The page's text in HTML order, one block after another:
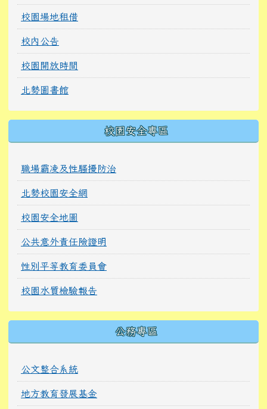
校園場地租借
校內公告
校園開放時間
北勢圖書館
校園安全專區
職場霸凌及性騷擾防治
北勢校園安全網
校園安全地圖
公共意外責任險證明
性別平等教育委員會
校園水質檢驗報告
公務專區
公文整合系統
地方教育發展基金